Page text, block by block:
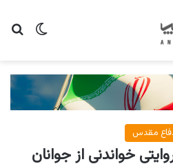
تغییر
مقدس
خواندنی از جوانان